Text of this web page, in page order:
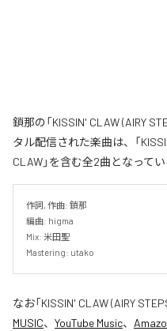
鎖那の「KISSIN' CLAW (AIRY
タル配信された楽曲は、「
CLAW」を含む全2曲となってい
作詞, 作曲: 鎖那
編曲: higma
Mix: 米田聖
Mastering: utako
なお「KISSIN' CLAW (AIRY
MUSIC、 YouTube Music、